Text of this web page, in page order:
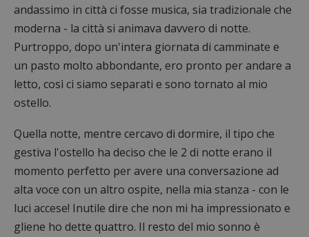
andassimo in città ci fosse musica, sia tradizionale che
moderna - la città si animava davvero di notte.
Purtroppo, dopo un'intera giornata di camminate e
un pasto molto abbondante, ero pronto per andare a
letto, così ci siamo separati e sono tornato al mio
ostello.
Quella notte, mentre cercavo di dormire, il tipo che
gestiva l'ostello ha deciso che le 2 di notte erano il
momento perfetto per avere una conversazione ad
alta voce con un altro ospite, nella mia stanza - con le
luci accese! Inutile dire che non mi ha impressionato e
gliene ho dette quattro. Il resto del mio sonno è